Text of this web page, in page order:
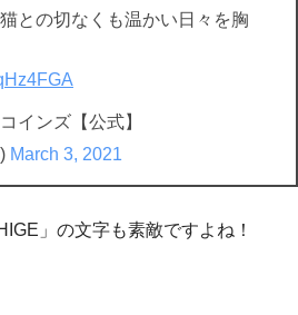
との切なくも温かい日々を胸
インズ【公式】
March 3, 2021
」の文字も素敵ですよね！